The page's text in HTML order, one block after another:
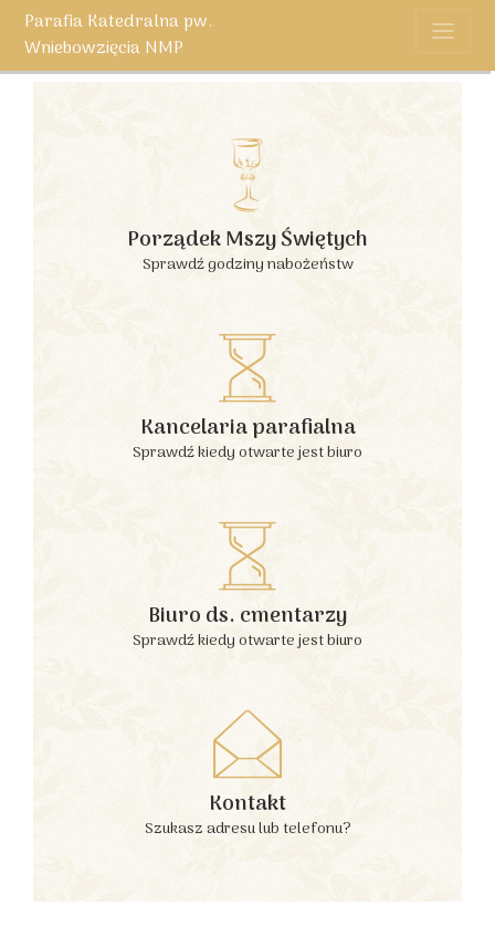
Parafia Katedralna pw.
Wniebowzięcia NMP
Porządek Mszy Świętych
Sprawdź godziny nabożeństw
Kancelaria parafialna
Sprawdź kiedy otwarte jest biuro
Biuro ds. cmentarzy
Sprawdź kiedy otwarte jest biuro
Kontakt
Szukasz adresu lub telefonu?